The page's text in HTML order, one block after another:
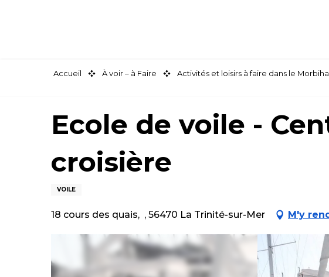
Accueil À voir – à Faire Activités et loisirs à faire dans le
Ecole de voile -
croisière
VOILE
18 cours des quais, , 56470 La Trinité-sur-Mer M'y